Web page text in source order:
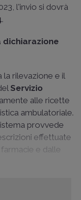
l'invio si dovrà
.
dichiarazione
la rilevazione e il
Servizio
alle ricette
ambulatoriale.
provvede
effettuate
e dalle